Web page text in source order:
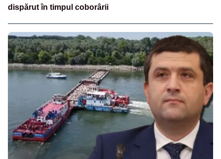
dispărut în timpul coborârii